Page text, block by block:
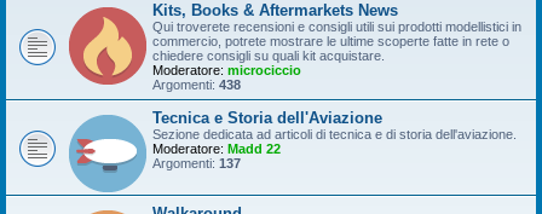
Kits, Books & Aftermarkets News
Qui troverete recensioni e consigli utili sui prodotti modellistici in
commercio, potrete mostrare le ultime scoperte fatte in rete o
chiedere consigli su quali kit acquistare.
Moderatore: microciccio
Argomenti: 438
Tecnica e Storia dell'Aviazione
Sezione dedicata ad articoli di tecnica e di storia dell'aviazione.
Moderatore: Madd 22
Argomenti: 137